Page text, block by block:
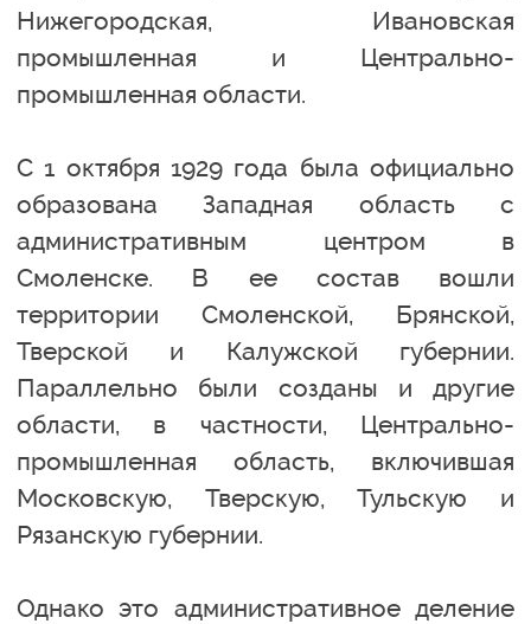
Нижегородская, Ивановская
промышленная и Центрально-
промышленная области.
С 1 октября 1929 года была официально
образована Западная область с
административным центром в
Смоленске. В ее состав вошли
территории Смоленской, Брянской,
Тверской и Калужской губернии.
Параллельно были созданы и другие
области, в частности, Центрально-
промышленная область, включившая
Московскую, Тверскую, Тульскую и
Рязанскую губернии.
Однако это административное деление